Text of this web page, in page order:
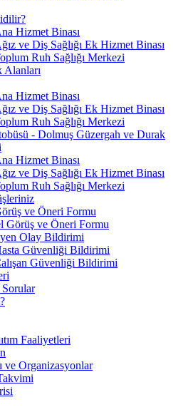
Hizmet Binası
ve Diş Sağlığı Ek Hizmet Binası
Ruh Sağlığı Merkezi
Alanları
Hizmet Binası
ve Diş Sağlığı Ek Hizmet Binası
Ruh Sağlığı Merkezi
- Dolmuş Güzergah ve Durak
Hizmet Binası
ve Diş Sağlığı Ek Hizmet Binası
Ruh Sağlığı Merkezi
ve Öneri Formu
Görüş ve Öneri Formu
Olay Bildirimi
Güvenliği Bildirimi
Güvenliği Bildirimi
Sorular
Faaliyetleri
ve Organizasyonlar